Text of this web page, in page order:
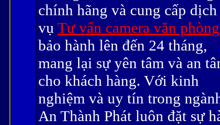
chính hãng và cung cấp dịch
vụ Tư vấn camera văn phòng
bảo hành lên đến 24 tháng,
mang lại sự yên tâm và an
cho khách hàng. Với kinh
nghiệm và uy tín trong
An Thành Phát luôn đặt sự